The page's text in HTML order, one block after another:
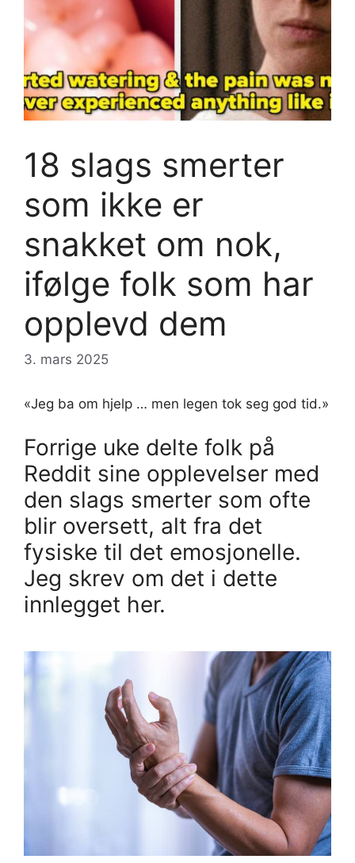
18 slags smerter
som ikke er
snakket om nok,
ifølge folk som har
opplevd dem
3. mars 2025
«Jeg ba om hjelp … men legen tok seg god tid.»
Forrige uke delte folk på
Reddit sine opplevelser med
den slags smerter som ofte
blir oversett, alt fra det
fysiske til det emosjonelle.
Jeg skrev om det i dette
innlegget her.